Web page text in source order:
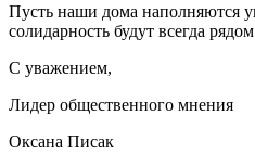
Пусть наши дома наполняются
солидарность будут всегда
С уважением,
Лидер общественного мнения
Оксана Писак